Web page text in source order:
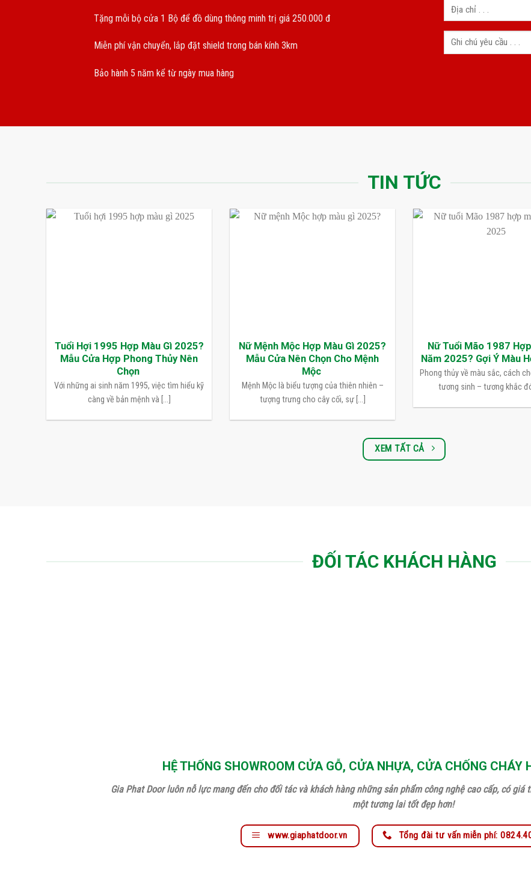
Tặng mỗi bộ cửa 1 Bộ để đồ dùng thông minh trị giá 250.000 đ
Miễn phí vận chuyển, lắp đặt shield trong bán kính 3km
Bảo hành 5 năm kể từ ngày mua hàng
TIN TỨC
Tuổi Hợi 1995 Hợp Màu Gì 2025?
Mẫu Cửa Hợp Phong Thủy Nên
Chọn
Với những ai sinh năm 1995, việc tìm hiểu kỹ
càng về bản mệnh và [...]
Nữ Mệnh Mộc Hợp Màu Gì 2025?
Mẫu Cửa Nên Chọn Cho Mệnh
Mộc
Mệnh Mộc là biểu tượng của thiên nhiên –
tượng trưng cho cây cối, sự [...]
Nữ Tuổi Mão 1987
Năm 2025? Gợi Ý Màu
Phong thủy về màu sắc, cách
tương sinh – tương khắc
XEM TẤT CẢ
ĐỐI TÁC KHÁCH HÀNG
HỆ THỐNG SHOWROOM CỬA GỖ, CỬA NHỰA, CỬA CHỐNG CHÁY
Gia Phat Door luôn nỗ lực mang đến cho đối tác và khách hàng những sản phẩm công nghệ cao cấp, có
một tương lai tốt đẹp hơn!
www.giaphatdoor.vn Tổng đài tư vấn miễn phí: